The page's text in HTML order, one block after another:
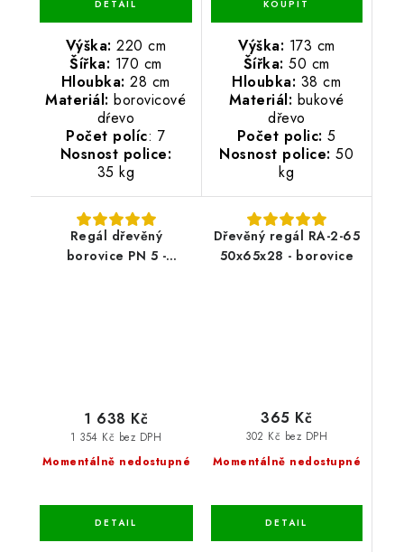
Výška: 220 cm
Šířka: 170 cm
Hloubka: 28 cm
Materiál: borovicové
dŕevo
Počet políc: 7
Nosnost police:
35 kg
Výška: 173 cm
Šířka:50 cm
Hloubka: 38 cm
Materiál: bukové
dřevo
Počet polic: 5
Nosnost police: 50
kg
Regál dřevěný
borovice PN 5 -
Momentálně nedostupné
1 354 Kč bez DPH
1 638 Kč
Dřevěný regál RA-2-65
50x65x28 - borovice
Momentálně nedostupné
302 Kč bez DPH
365 Kč